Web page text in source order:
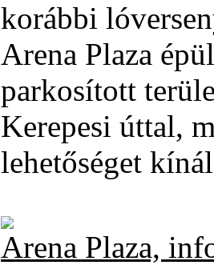
korábbi
Arena Plaza
parkosított
Kerepesi úttal,
lehetőséget
Arena Plaza,